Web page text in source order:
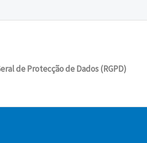
de Protecção de Dados (RGPD)